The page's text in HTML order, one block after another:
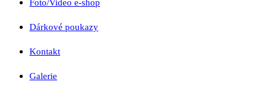
Foto/Video e-shop
Dárkové poukazy
Kontakt
Galerie